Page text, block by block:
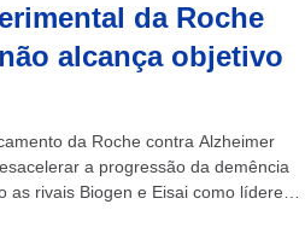
da Roche
alcança objetivo
da Roche contra Alzheimer
a progressão da demência
rivais Biogen e Eisai como líderes